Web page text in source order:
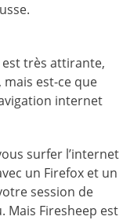
très attirante,
est-ce que
internet
surfer l’internet
un Firefox et un
session de
Mais Firesheep est